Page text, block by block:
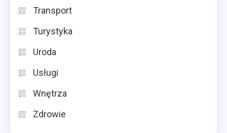
Transport
Turystyka
Uroda
Usługi
Wnętrza
Zdrowie